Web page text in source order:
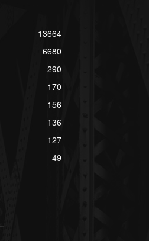
13664
6680
290
170
156
136
127
49